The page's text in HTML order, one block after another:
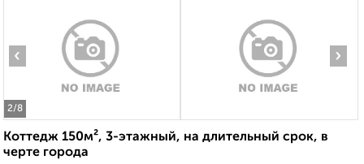
2/8
‹ ›
Коттедж 150м², 3-этажный, на длительный срок, в
черте города